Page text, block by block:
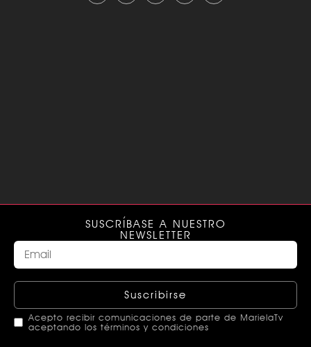
SUSCRÍBASE A NUESTRO
NEWSLETTER
Suscribirse
Acepto recibir comunicaciones de parte de MarielaTv
aceptando los términos y condiciones